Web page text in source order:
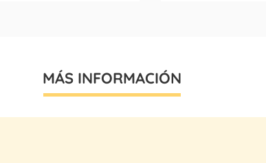
MÁS INFORMACIÓN